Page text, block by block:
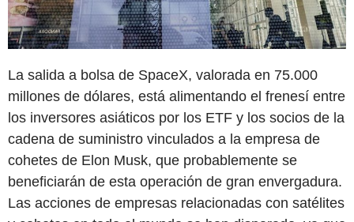
La salida a bolsa de SpaceX, valorada en 75.000
millones de dólares, está alimentando el frenesí entre
los inversores asiáticos por los ETF y los socios de la
cadena de suministro vinculados a la empresa de
cohetes de Elon Musk, que probablemente se
beneficiarán de esta operación de gran envergadura.
Las acciones de empresas relacionadas con satélites